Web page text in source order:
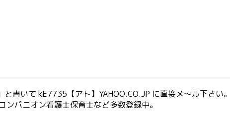
書いて kE7735【アト】YAHOO.CO.JP に直接メ～ル下さい
パニオン看護士保育士など多数登録中。